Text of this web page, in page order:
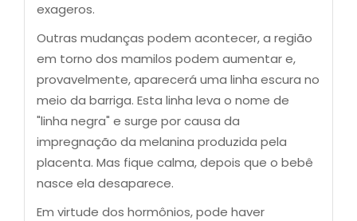
exageros.
Outras mudanças podem acontecer, a região
em torno dos mamilos podem aumentar e,
provavelmente, aparecerá uma linha escura no
meio da barriga. Esta linha leva o nome de
"linha negra" e surge por causa da
impregnação da melanina produzida pela
placenta. Mas fique calma, depois que o bebê
nasce ela desaparece.
Em virtude dos hormônios, pode haver